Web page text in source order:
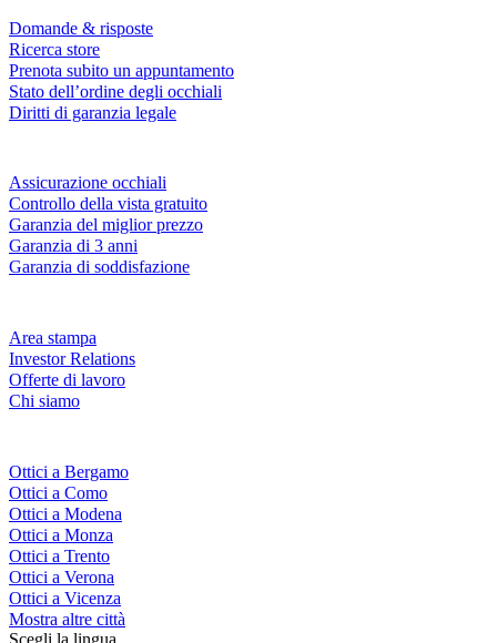
Domande & risposte
Ricerca store
Prenota subito un appuntamento
Stato dell’ordine degli occhiali
Diritti di garanzia legale
Assicurazione occhiali
Controllo della vista gratuito
Garanzia del miglior prezzo
Garanzia di 3 anni
Garanzia di soddisfazione
Area stampa
Investor Relations
Offerte di lavoro
Chi siamo
Ottici a Bergamo
Ottici a Como
Ottici a Modena
Ottici a Monza
Ottici a Trento
Ottici a Verona
Ottici a Vicenza
Mostra altre città
Scegli la lingua